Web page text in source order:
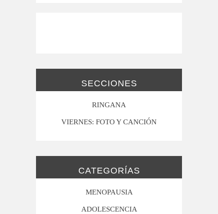
SECCIONES
RINGANA
VIERNES: FOTO Y CANCIÓN
CATEGORÍAS
MENOPAUSIA
ADOLESCENCIA